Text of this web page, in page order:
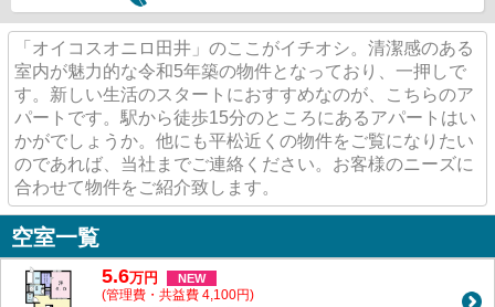
「オイコスオニロ田井」のここがイチオシ。清潔感のある
室内が魅力的な令和5年築の物件となっており、一押しで
す。新しい生活のスタートにおすすめなのが、こちらのア
パートです。駅から徒歩15分のところにあるアパートはい
かがでしょうか。他にも平松近くの物件をご覧になりたい
のであれば、当社までご連絡ください。お客様のニーズに
合わせて物件をご紹介致します。
空室一覧
5.6万円 NEW
(管理費・共益費 4,100円)